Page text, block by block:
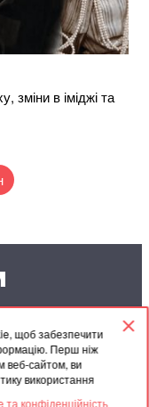
щоб забезпечити
Перш ніж
веб-сайтом, ви
використання
та конфіденційність
зміни в іміджі та
Контакти